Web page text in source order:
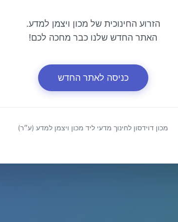
הזרוע החינוכית של מכון ויצמן למדע.
האתר החדש שלנו כבר מחכה לכם!
כניסה לאתר החדש
מכון דוידסון לחינוך מדעי ליד מכון ויצמן למדע (ע״ר)